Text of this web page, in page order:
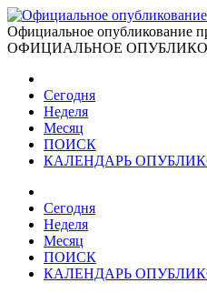
Официальное опубликование
ОФИЦИАЛЬНОЕ
Сегодня
Неделя
Месяц
ПОИСК
КАЛЕНДАРЬ
Сегодня
Неделя
Месяц
ПОИСК
КАЛЕНДАРЬ